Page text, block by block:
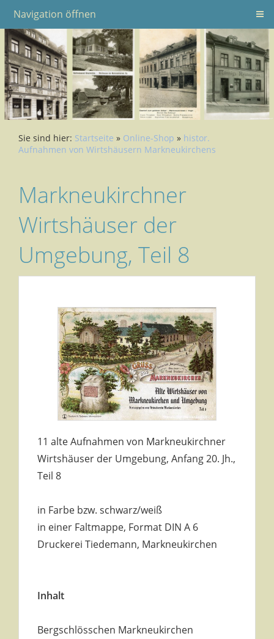
Navigation öffnen
Sie sind hier: Startseite » Online-Shop » histor.
Aufnahmen von Wirtshäusern Markneukirchens
Markneukirchner
Wirtshäuser der
Umgebung, Teil 8
11 alte Aufnahmen von Markneukirchner
Wirtshäuser der Umgebung, Anfang 20. Jh.,
Teil 8
in Farbe bzw. schwarz/weiß
in einer Faltmappe, Format DIN A 6
Druckerei Tiedemann, Markneukirchen
Inhalt
Bergschlösschen Markneukirchen